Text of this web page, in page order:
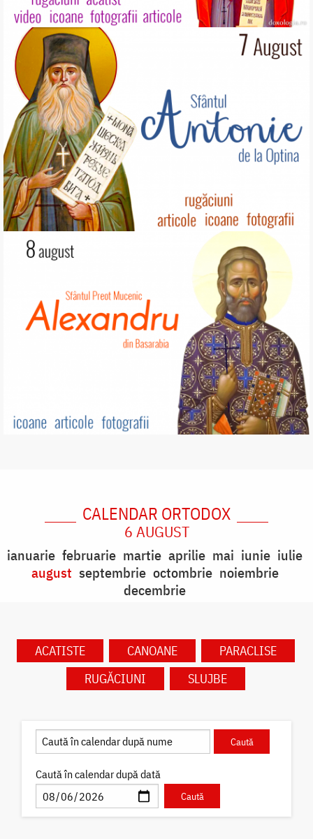
CALENDAR ORTODOX
6 AUGUST
ianuarie februarie martie aprilie mai iunie iulie
august septembrie octombrie noiembrie
decembrie
ACATISTE CANOANE
PARACLISE
RUGĂCIUNI
SLUJBE
Caută în calendar după dată